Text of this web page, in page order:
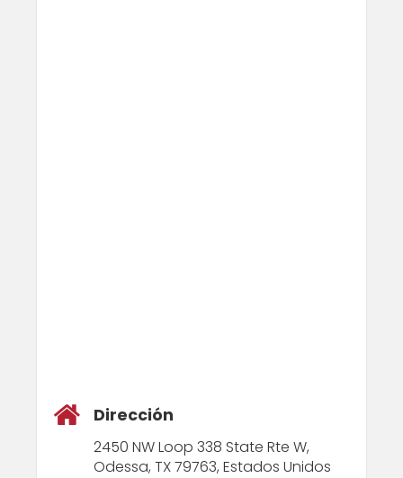
Dirección
2450 NW Loop 338 State Rte W,
Odessa, TX 79763, Estados Unidos